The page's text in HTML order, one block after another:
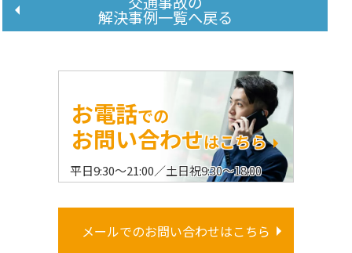
解決事例一覧へ戻る
お電話での
お問い合わせはこちら
平日9:30〜21:00／土日祝9:30〜18:00
メールでのお問い合わせはこちら